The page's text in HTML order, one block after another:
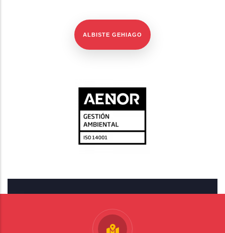
ALBISTE GEHIAGO